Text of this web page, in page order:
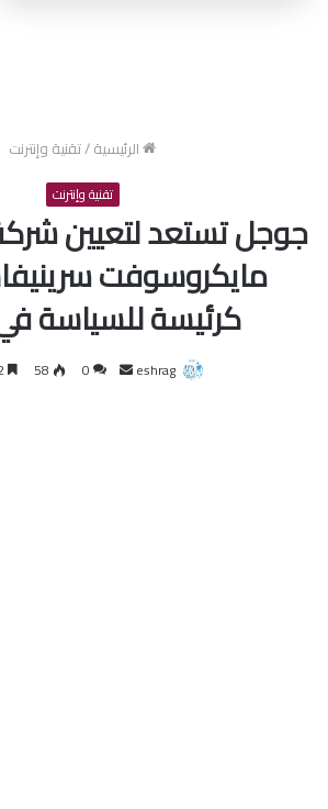
الرئيسية/تقنية وإنترنت
تقنية وإنترنت
جوجل تستعد لتعيين
مايكروسوفت
كرئيسة للسياسة
eshrag
أرسل 0
58 2 دقائق